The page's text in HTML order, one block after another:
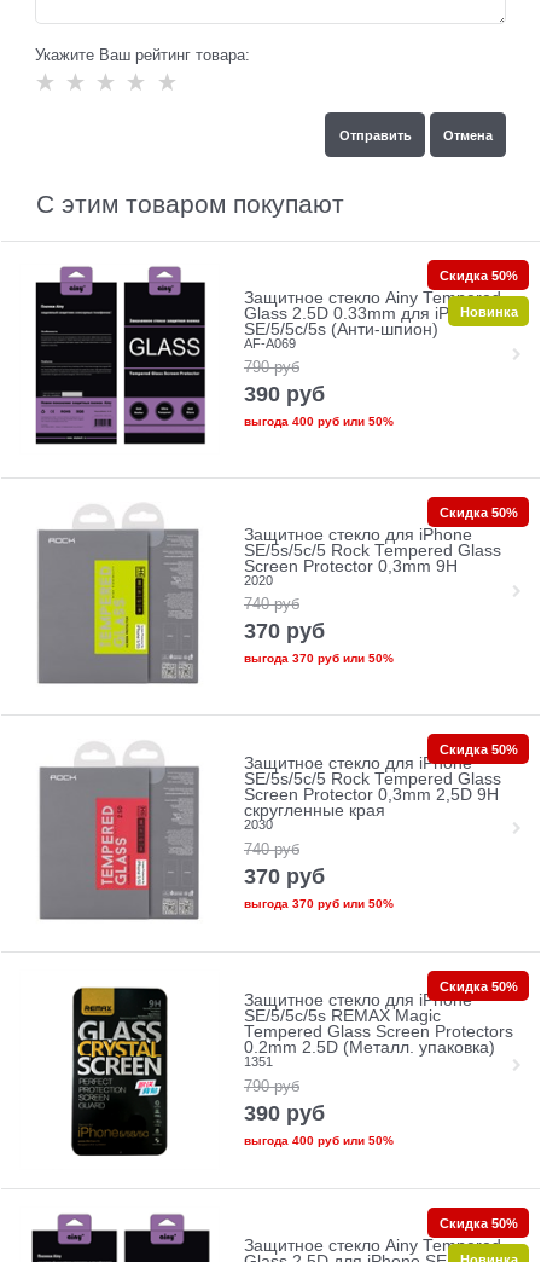
Укажите Ваш рейтинг товара:
С этим товаром покупают
Защитное стекло Ainy Tempered
Glass 2.5D 0.33mm для iPhone
SE/5/5c/5s (Анти-шпион)
AF-A069
790 руб
390 руб
выгода 400 рубили 50%
Скидка 50%
Новинка
Защитное стекло для iPhone
SE/5s/5с/5 Rock Tempered Glass
Screen Protector 0,3mm 9H
2020
740 руб
370 руб
выгода 370 рубили 50%
Скидка 50%
Защитное стекло для iPhone
SE/5s/5с/5 Rock Tempered Glass
Screen Protector 0,3mm 2,5D 9H
скругленные края
2030
740 руб
370 руб
выгода 370 рубили 50%
Скидка 50%
Защитное стекло для iPhone
SE/5/5c/5s REMAX Magic
Tempered Glass Screen Protectors
0.2mm 2.5D (Металл. упаковка)
1351
790 руб
390 руб
выгода 400 рубили 50%
Скидка 50%
Защитное стекло Ainy Tempered
Скидка 50%
Новинка